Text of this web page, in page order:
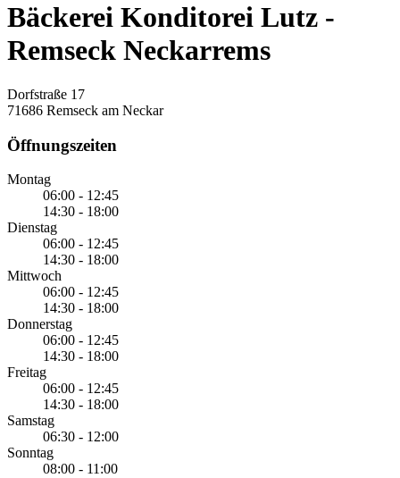
Bäckerei Konditorei Lutz -
Remseck Neckarrems
Dorfstraße 17
71686 Remseck am Neckar
Öffnungszeiten
Montag
06:00 - 12:45
14:30 - 18:00
Dienstag
06:00 - 12:45
14:30 - 18:00
Mittwoch
06:00 - 12:45
14:30 - 18:00
Donnerstag
06:00 - 12:45
14:30 - 18:00
Freitag
06:00 - 12:45
14:30 - 18:00
Samstag
06:30 - 12:00
Sonntag
08:00 - 11:00